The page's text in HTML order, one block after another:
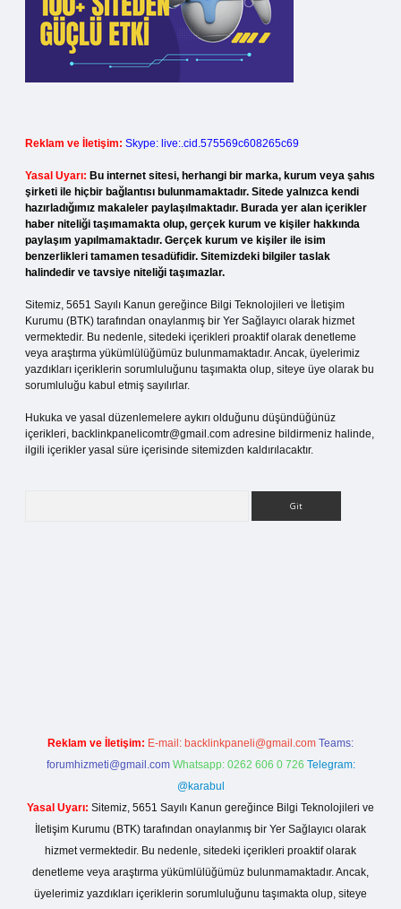
Reklam ve İletişim: Skype: live:.cid.575569c608265c69
Yasal Uyarı: Bu internet sitesi, herhangi bir marka, kurum veya şahıs
şirketi ile hiçbir bağlantısı bulunmamaktadır. Sitede yalnızca kendi
hazırladığımız makaleler paylaşılmaktadır. Burada yer alan içerikler
haber niteliği taşımamakta olup, gerçek kurum ve kişiler hakkında
paylaşım yapılmamaktadır. Gerçek kurum ve kişiler ile isim
benzerlikleri tamamen tesadüfidir. Sitemizdeki bilgiler taslak
halindedir ve tavsiye niteliği taşımazlar.
Sitemiz, 5651 Sayılı Kanun gereğince Bilgi Teknolojileri ve İletişim
Kurumu (BTK) tarafından onaylanmış bir Yer Sağlayıcı olarak hizmet
vermektedir. Bu nedenle, sitedeki içerikleri proaktif olarak denetleme
veya araştırma yükümlülüğümüz bulunmamaktadır. Ancak, üyelerimiz
yazdıkları içeriklerin sorumluluğunu taşımakta olup, siteye üye olarak bu
sorumluluğu kabul etmiş sayılırlar.
Hukuka ve yasal düzenlemelere aykırı olduğunu düşündüğünüz
içerikleri, backlinkpanelicomtr@gmail.com adresine bildirmeniz halinde,
ilgili içerikler yasal süre içerisinde sitemizden kaldırılacaktır.
Reklam ve İletişim: E-mail: backlinkpaneli@gmail.com Teams:
forumhizmeti@gmail.com Whatsapp: 0262 606 0 726 Telegram:
@karabul
Yasal Uyarı: Sitemiz, 5651 Sayılı Kanun gereğince Bilgi Teknolojileri ve
İletişim Kurumu (BTK) tarafından onaylanmış bir Yer Sağlayıcı olarak
hizmet vermektedir. Bu nedenle, sitedeki içerikleri proaktif olarak
denetleme veya araştırma yükümlülüğümüz bulunmamaktadır. Ancak,
üyelerimiz yazdıkları içeriklerin sorumluluğunu taşımakta olup, siteye